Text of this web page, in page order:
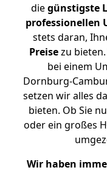
diegünstigste
professionellen
stets daran,
Preisezu
bei einem
Dornburg-
setzen wir alles
bieten. Ob Sie
oder ein großes
Wir haben